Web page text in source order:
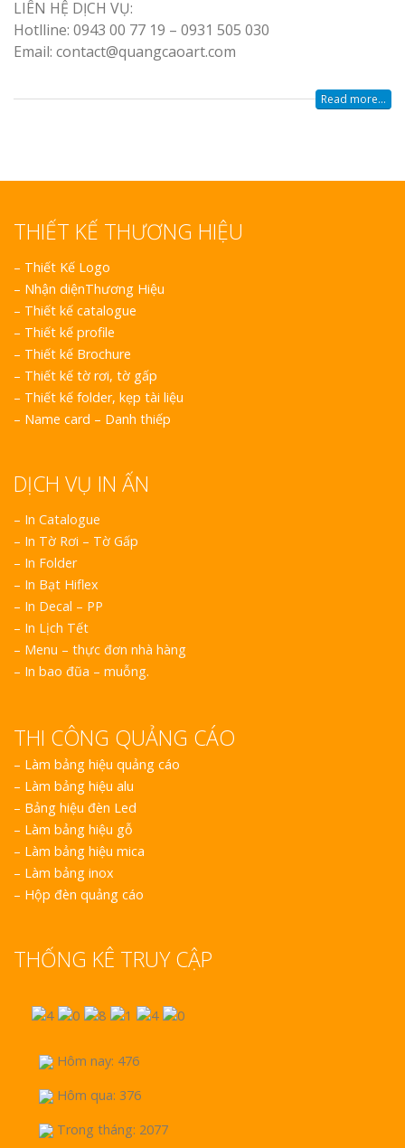
LIÊN HỆ DỊCH VỤ:
Hotlline: 0943 00 77 19 – 0931 505 030
Email: contact@quangcaoart.com
Read more...
THIẾT KẾ THƯƠNG HIỆU
– Thiết Kế Logo
– Nhận diệnThương Hiệu
– Thiết kế catalogue
– Thiết kế profile
– Thiết kế Brochure
– Thiết kế tờ rơi, tờ gấp
– Thiết kế folder, kẹp tài liệu
– Name card – Danh thiếp
DỊCH VỤ IN ẤN
– In Catalogue
– In Tờ Rơi – Tờ Gấp
– In Folder
– In Bạt Hiflex
– In Decal – PP
– In Lịch Tết
– Menu – thực đơn nhà hàng
– In bao đũa – muỗng.
THI CÔNG QUẢNG CÁO
– Làm bảng hiệu quảng cáo
– Làm bảng hiệu alu
– Bảng hiệu đèn Led
– Làm bảng hiệu gỗ
– Làm bảng hiệu mica
– Làm bảng inox
– Hộp đèn quảng cáo
THỐNG KÊ TRUY CẬP
Hôm nay: 476
Hôm qua: 376
Trong tháng: 2077